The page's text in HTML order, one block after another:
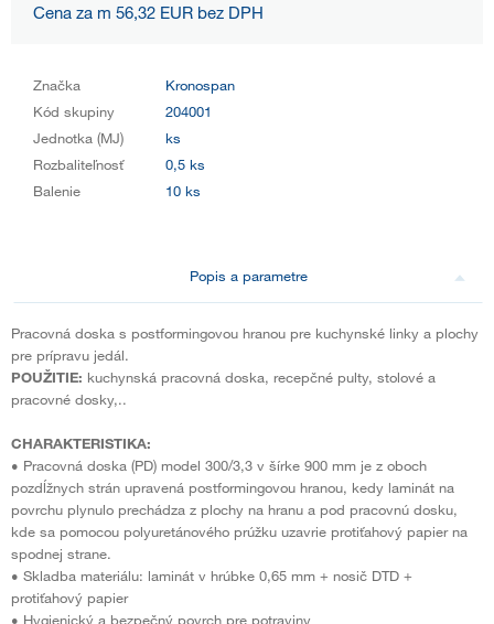
Cena za m 56,32 EUR bez DPH
Značka
Kronospan
Kód skupiny
204001
Jednotka (MJ)
ks
Rozbaliteľnosť
0,5 ks
Balenie
10 ks
Popis a parametre
Pracovná doska s postformingovou hranou pre kuchynské linky a plochy
pre prípravu jedál.
POUŽITIE: kuchynská pracovná doska, recepčné pulty, stolové a
pracovné dosky,..
CHARAKTERISTIKA:
• Pracovná doska (PD) model 300/3,3 v šírke 900 mm je z oboch
pozdĺžnych strán upravená postformingovou hranou, kedy laminát na
povrchu plynulo prechádza z plochy na hranu a pod pracovnú dosku,
kde sa pomocou polyuretánového prúžku uzavrie protiťahový papier na
spodnej strane.
• Skladba materiálu: laminát v hrúbke 0,65 mm + nosič DTD +
protiťahový papier
• Hygienický a bezpečný povrch pre potraviny